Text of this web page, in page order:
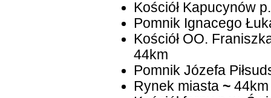
Kościół Kapucynów
Pomnik Ignacego
Kościół OO.
44km
Pomnik Józefa
Rynek miasta ~44km